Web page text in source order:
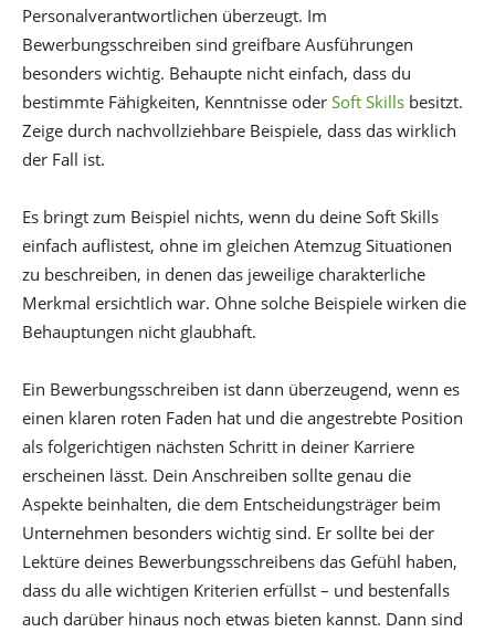
Personalverantwortlichen überzeugt. Im
Bewerbungsschreiben sind greifbare Ausführungen
besonders wichtig. Behaupte nicht einfach, dass du
bestimmte Fähigkeiten, Kenntnisse oder Soft Skills besitzt.
Zeige durch nachvollziehbare Beispiele, dass das wirklich
der Fall ist.
Es bringt zum Beispiel nichts, wenn du deine Soft Skills
einfach auflistest, ohne im gleichen Atemzug Situationen
zu beschreiben, in denen das jeweilige charakterliche
Merkmal ersichtlich war. Ohne solche Beispiele wirken die
Behauptungen nicht glaubhaft.
Ein Bewerbungsschreiben ist dann überzeugend, wenn es
einen klaren roten Faden hat und die angestrebte Position
als folgerichtigen nächsten Schritt in deiner Karriere
erscheinen lässt. Dein Anschreiben sollte genau die
Aspekte beinhalten, die dem Entscheidungsträger beim
Unternehmen besonders wichtig sind. Er sollte bei der
Lektüre deines Bewerbungsschreibens das Gefühl haben,
dass du alle wichtigen Kriterien erfüllst – und bestenfalls
auch darüber hinaus noch etwas bieten kannst. Dann sind